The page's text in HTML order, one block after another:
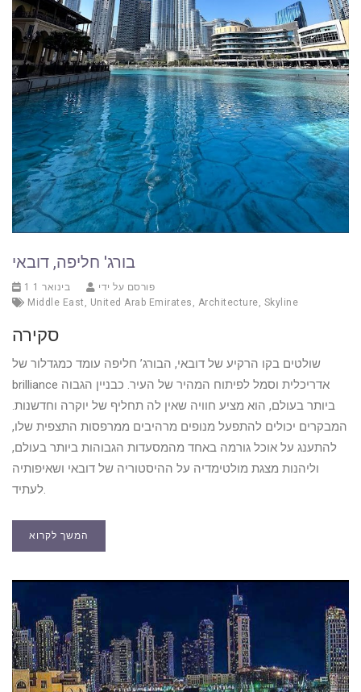
בורג' חליפה, דובאי
1 בינואר 1
פורסם על ידי
Middle East
United Arab Emirates Architecture Skyline
סקירה
שולטים בקו הרקיע של דובאי, הבורג’ חליפה עומד כמגדלור של
brilliance אדריכלית וסמל לפיתוח המהיר של העיר. כבניין הגבוה
ביותר בעולם, הוא מציע חוויה שאין לה תחליף של יוקרה וחדשנות.
המבקרים יכולים להתפעל מנופים מרהיבים ממרפסות התצפית שלו,
להתענג על אוכל גורמה באחד מהמסעדות הגבוהות ביותר בעולם,
וליהנות מצגת מולטימדיה על ההיסטוריה של דובאי ושאיפותיה
לעתיד.
המשך לקרוא